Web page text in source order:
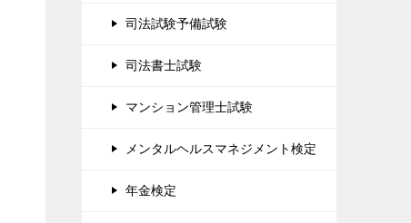
司法試験予備試験
司法書士試験
マンション管理士試験
メンタルヘルスマネジメント検定
年金検定